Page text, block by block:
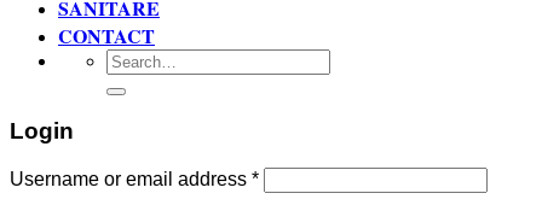
SANITARE
CONTACT
Search
for:
Login
Username or email address *